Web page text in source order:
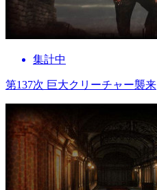
集計中
第137次 巨大クリーチャー襲来